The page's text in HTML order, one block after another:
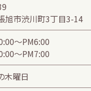
旭市渋川町3丁目3-14
～PM6:00
～PM7:00
木曜日